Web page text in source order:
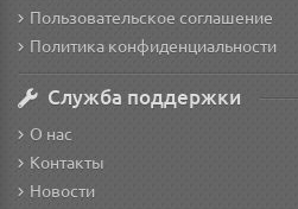
Пользовательское соглашение
Политика конфиденциальности
Служба поддержки
О нас
Контакты
Новости